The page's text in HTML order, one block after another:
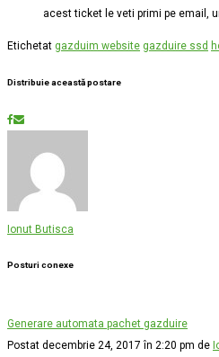
acest ticket le veti primi pe email,
Etichetat gazduim website gazduire ssd
Distribuie această postare
Ionut Butisca
Posturi conexe
Generare automata pachet gazduire
Postat decembrie 24, 2017 în 2:20 pm de